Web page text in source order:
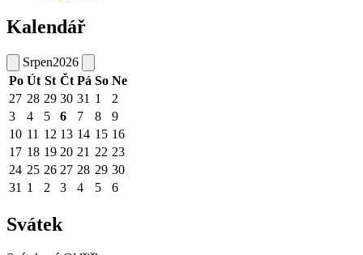
Kalendář
Srpen2026
Po Út St Čt Pá So Ne
27 28 29 30 31 1
2
3
4 5 6 7 8
9
10 11 12 13 14 15 16
17 18 19 20 21 22 23
24 25 26 27 28 29 30
31 1 2 3 4 5 6
Svátek